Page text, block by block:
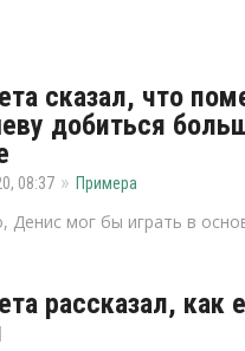
сказал, что
добиться
08:37 Примера
Денис мог бы играть в
рассказал, как